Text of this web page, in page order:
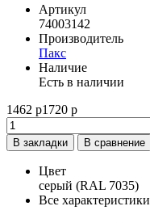
Артикул
74003142
Производитель
Пакс
Наличие
Есть в наличии
1462 р1720 р
В закладки
В сравнение
Цвет
серый (RAL 7035)
Все характеристики